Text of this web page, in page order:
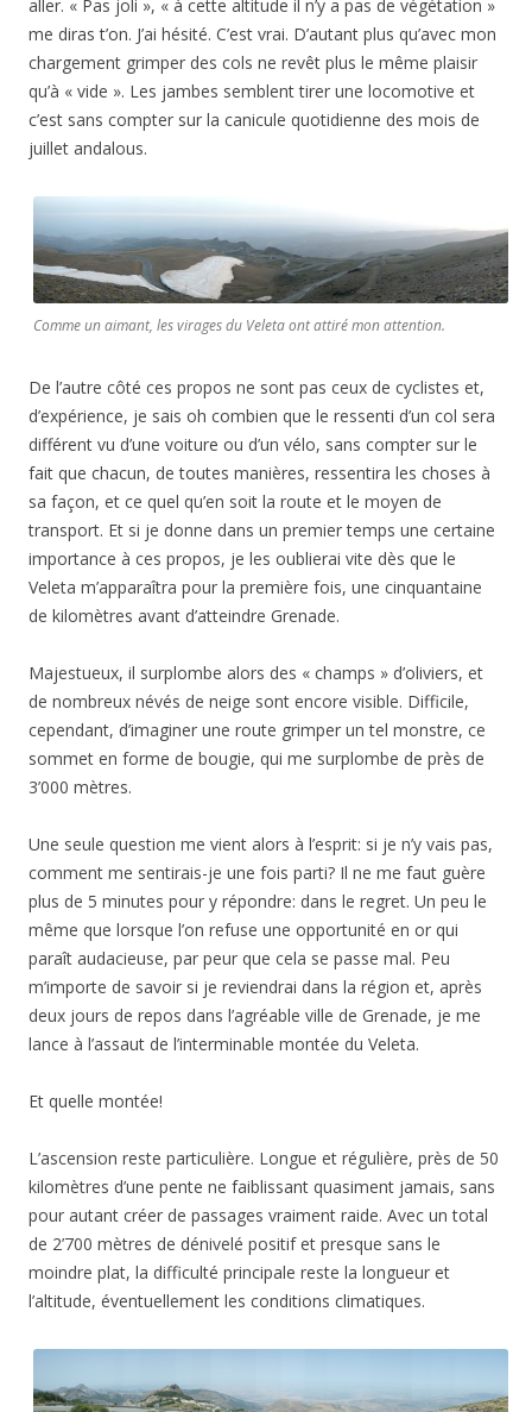
aller. « Pas joli », « à cette altitude il n’y a pas de végétation »
me diras t’on. J’ai hésité. C’est vrai. D’autant plus qu’avec mon
chargement grimper des cols ne revêt plus le même plaisir
qu’à « vide ». Les jambes semblent tirer une locomotive et
c’est sans compter sur la canicule quotidienne des mois de
juillet andalous.
Comme un aimant, les virages du Veleta ont attiré mon attention.
De l’autre côté ces propos ne sont pas ceux de cyclistes et,
d’expérience, je sais oh combien que le ressenti d’un col sera
différent vu d’une voiture ou d’un vélo, sans compter sur le
fait que chacun, de toutes manières, ressentira les choses à
sa façon, et ce quel qu’en soit la route et le moyen de
transport. Et si je donne dans un premier temps une certaine
importance à ces propos, je les oublierai vite dès que le
Veleta m’apparaîtra pour la première fois, une cinquantaine
de kilomètres avant d’atteindre Grenade.
Majestueux, il surplombe alors des « champs » d’oliviers, et
de nombreux névés de neige sont encore visible. Difficile,
cependant, d’imaginer une route grimper un tel monstre, ce
sommet en forme de bougie, qui me surplombe de près de
3’000 mètres.
Une seule question me vient alors à l’esprit: si je n’y vais pas,
comment me sentirais-je une fois parti? Il ne me faut guère
plus de 5 minutes pour y répondre: dans le regret. Un peu le
même que lorsque l’on refuse une opportunité en or qui
paraît audacieuse, par peur que cela se passe mal. Peu
m’importe de savoir si je reviendrai dans la région et, après
deux jours de repos dans l’agréable ville de Grenade, je me
lance à l’assaut de l’interminable montée du Veleta.
Et quelle montée!
L’ascension reste particulière. Longue et régulière, près de 50
kilomètres d’une pente ne faiblissant quasiment jamais, sans
pour autant créer de passages vraiment raide. Avec un total
de 2’700 mètres de dénivelé positif et presque sans le
moindre plat, la difficulté principale reste la longueur et
l’altitude, éventuellement les conditions climatiques.